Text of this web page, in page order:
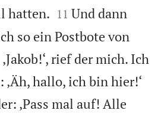
hatten. 

11 Und dann
so ein Postbote von
rief der mich. Ich
hallo, ich bin hier!‘
‚Pass mal auf! Alle